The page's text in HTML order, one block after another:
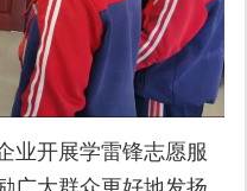
业开展学雷锋志愿服